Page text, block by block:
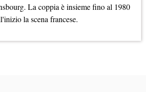
La coppia è insieme fino al 1980
la scena francese.